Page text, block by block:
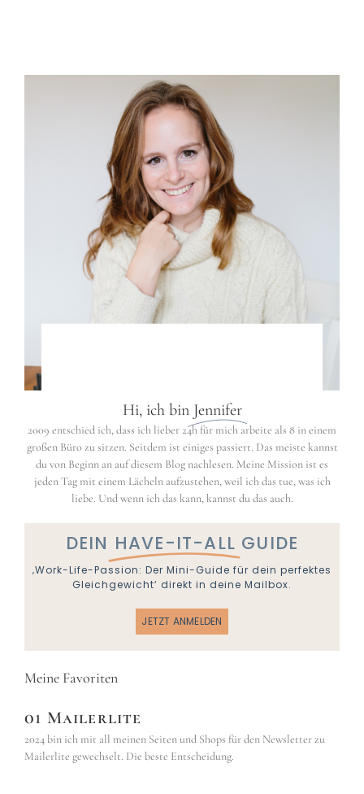
Hi, ich bin Jennifer
2009 entschied ich, dass ich lieber 24h für mich arbeite als 8 in einem
großen Büro zu sitzen. Seitdem ist einiges passiert. Das meiste kannst
du von Beginn an auf diesem Blog nachlesen. Meine Mission ist es
jeden Tag mit einem Lächeln aufzustehen, weil ich das tue, was ich
liebe. Und wenn ich das kann, kannst du das auch.
DEIN HAVE-IT-ALL GUIDE
‚Work-Life-Passion: Der Mini-Guide für dein perfektes
Gleichgewicht‘ direkt in deine Mailbox.
JETZT ANMELDEN
Meine Favoriten
01 Mailerlite
2024 bin ich mit all meinen Seiten und Shops für den Newsletter zu
Mailerlite gewechselt. Die beste Entscheidung.